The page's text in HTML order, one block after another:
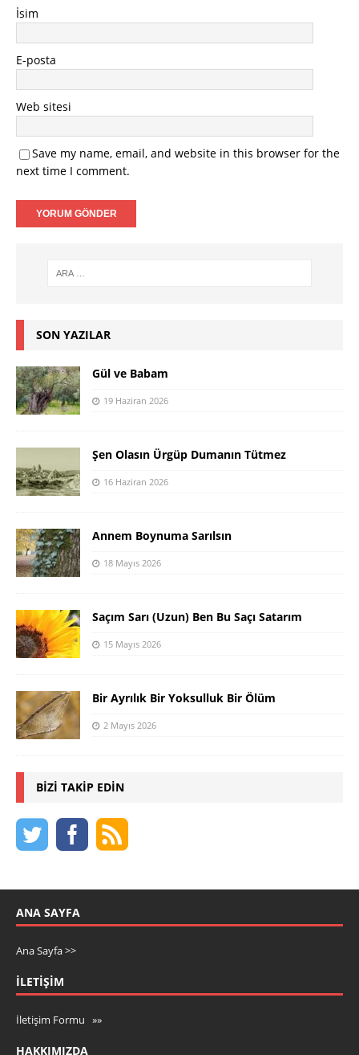
İsim
E-posta
Web sitesi
Save my name, email, and website in this browser for the
next time I comment.
SON YAZILAR
Gül ve Babam
19 Haziran 2026
Şen Olasın Ürgüp Dumanın Tütmez
16 Haziran 2026
Annem Boynuma Sarılsın
18 Mayıs 2026
Saçım Sarı (Uzun) Ben Bu Saçı Satarım
15 Mayıs 2026
Bir Ayrılık Bir Yoksulluk Bir Ölüm
2 Mayıs 2026
BIZI TAKIP EDIN
ANA SAYFA
Ana Sayfa >>
İLETIŞIM
İletişim Formu »»
HAKKIMIZDA